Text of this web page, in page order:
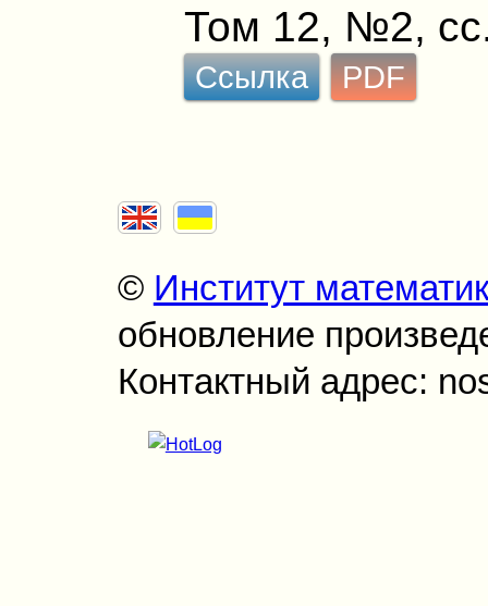
Том 12, №2,
Ссылка PDF
© Институт
обновление
Контактный адрес: